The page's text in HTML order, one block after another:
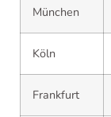
München
Köln
Frankfurt